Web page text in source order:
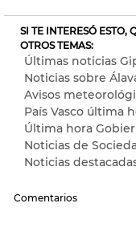
SI TE INTERESÓ ESTO,
OTROS TEMAS:
Últimas noticias
Noticias sobre
Avisos
País Vasco última
Última hora
Noticias de
Noticias
Comentarios